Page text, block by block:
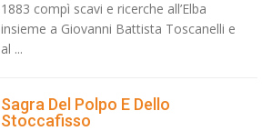
1883 compì scavi e ricerche all’Elba
insieme a Giovanni Battista Toscanelli e
al ...
Sagra Del Polpo E Dello
Stoccafisso